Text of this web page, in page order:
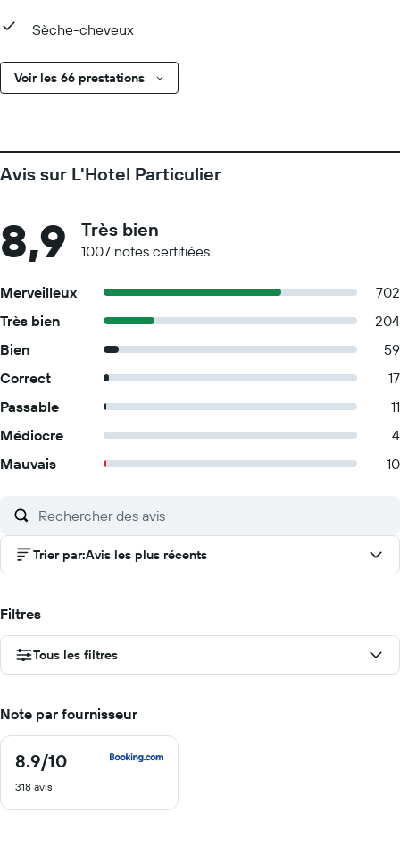
Sèche-cheveux
Voir les 66 prestations
Avis sur L'Hotel Particulier
8,9 Très bien
1007 notes certifiées
Merveilleux
702
Très bien
204
Bien
59
Correct
17
Passable
11
Médiocre
4
Mauvais
10
Trier par:Avis les plus récents
Filtres
Tous les filtres
Note par fournisseur
8.9/10
8.9
10
318 avis